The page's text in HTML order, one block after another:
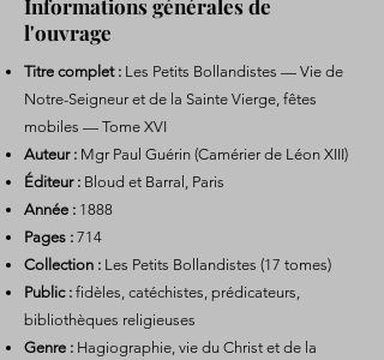
Informations générales de
l'ouvrage
Titre complet : Les Petits Bollandistes — Vie de
Notre-Seigneur et de la Sainte Vierge, fêtes
mobiles — Tome XVI
Auteur : Mgr Paul Guérin (Camérier de Léon XIII)
Éditeur : Bloud et Barral, Paris
Année : 1888
Pages : 714
Collection : Les Petits Bollandistes (17 tomes)
Public : fidèles, catéchistes, prédicateurs,
bibliothèques religieuses
Genre : Hagiographie, vie du Christ et de la